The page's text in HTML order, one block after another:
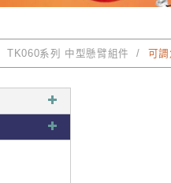
TK060系列 中型懸臂組件 可